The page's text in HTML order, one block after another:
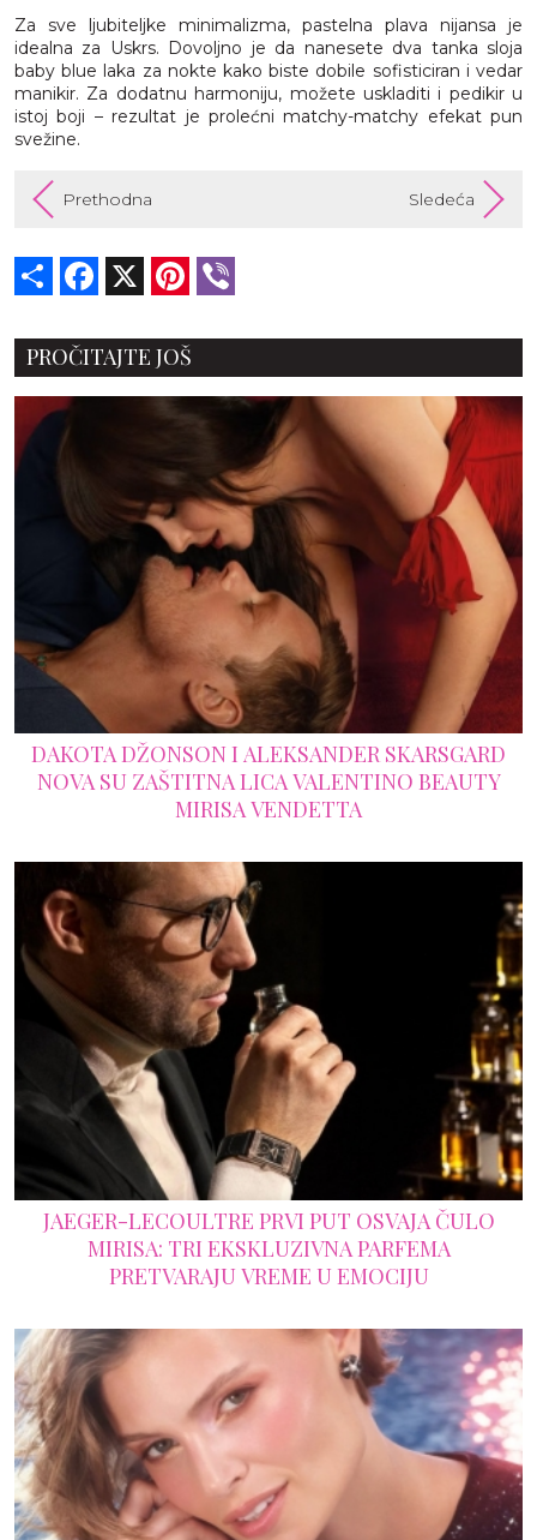
Za sve ljubiteljke minimalizma, pastelna plava nijansa je
idealna za Uskrs. Dovoljno je da nanesete dva tanka sloja
baby blue laka za nokte kako biste dobile sofisticiran i vedar
manikir. Za dodatnu harmoniju, možete uskladiti i pedikir u
istoj boji – rezultat je prolećni matchy-matchy efekat pun
svežine.
Prethodna Sledeća
Share Facebook Pinterest
PROČITAJTE JOŠ
DAKOTA DŽONSON I ALEKSANDER SKARSGARD
NOVA SU ZAŠTITNA LICA VALENTINO BEAUTY
MIRISA VENDETTA
JAEGER-LECOULTRE PRVI PUT OSVAJA ČULO
MIRISA: TRI EKSKLUZIVNA PARFEMA
PRETVARAJU VREME U EMOCIJU